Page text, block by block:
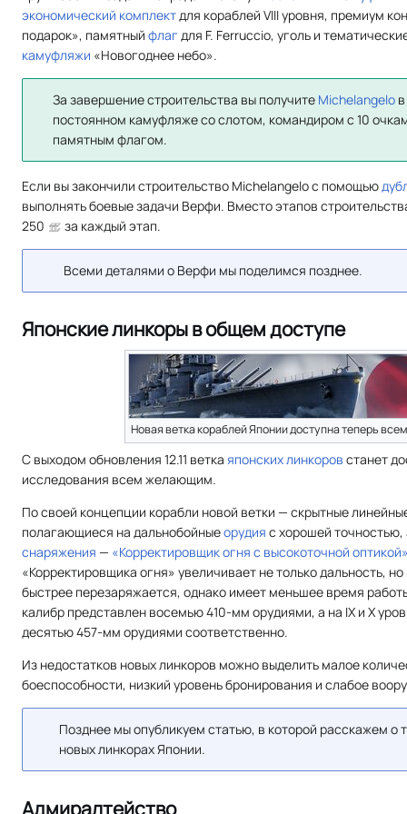
экономический комплектдля кораблей VIII уровня, премиум
подарок», памятный флаг для F. Ferruccio, уголь и
камуфляжи «Новогоднее небо».
За завершение строительства вы получите Michelangeloв
постоянном камуфляже со слотом, командиром с 10
памятным флагом.
Если вы закончили строительство Michelangelo с помощью
выполнять боевые задачи Верфи. Вместо этапов
250
за каждый этап.
Всеми деталями о Верфи мы поделимся позднее.
Японские линкоры в общем доступе
Новая ветка кораблей Японии доступна теперь
С выходом обновления 12.11 ветка японскихлинкоров станет
исследования всем желающим.
По своей концепции корабли новой ветки — скрытные
полагающиеся на дальнобойныеорудия с хорошей точностью,
снаряжения — «Корректировщик огня с высокоточной
«Корректировщика огня» увеличивает не только дальность,
быстрее перезаряжается, однако имеет меньшее время
калибр представлен восемью 410-мм орудиями, а на IX и X
десятью 457-мм орудиями соответственно.
Из недостатков новых линкоров можно выделить малое
боеспособности, низкий уровень бронирования и слабое
Позднее мы опубликуем статью, в которой расскажем о
новых линкорах Японии.
Адмиралтейство